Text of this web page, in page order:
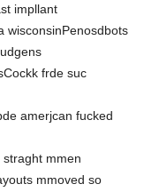
impllant
wisconsinPenosdbots
frde suc
amerjcan fucked
mmen
mmoved so